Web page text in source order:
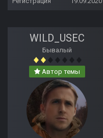
WILD_USEC
Бывалый
Автор темы